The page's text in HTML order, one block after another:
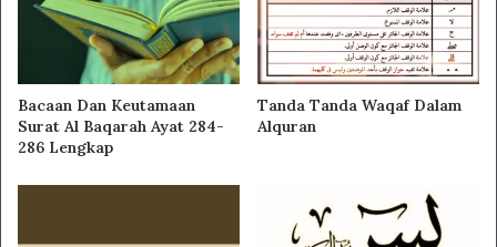
Bacaan Dan Keutamaan
Surat Al Baqarah Ayat 284-
286 Lengkap
Tanda Tanda Waqaf Dalam
Alquran